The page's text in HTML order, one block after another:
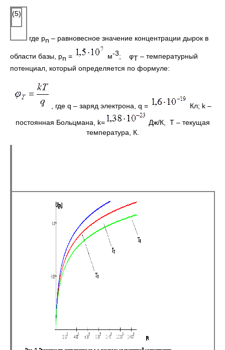
(5)
где рn – равновесное значение концентрации дырок в
области базы, рn = м-3; φТ – температурный
потенциал, который определяется по формуле:
, где q – заряд электрона, q = Кл; k –
постоянная Больцмана, k=
Дж/К, Т – текущая
температура, К.